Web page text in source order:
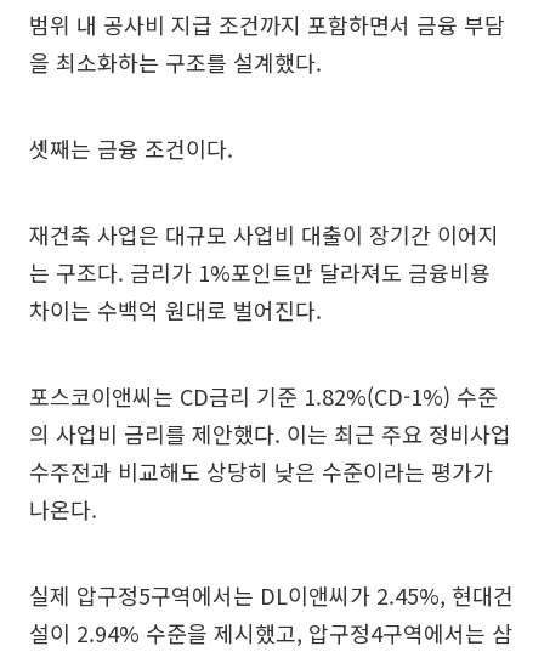
범위 내 공사비 지급 조건까지 포함하면서 금융 부담
을 최소화하는 구조를 설계했다.
셋째는 금융 조건이다.
재건축 사업은 대규모 사업비 대출이 장기간 이어지
는 구조다. 금리가 1%포인트만 달라져도 금융비용
차이는 수백억 원대로 벌어진다.
포스코이앤씨는 CD금리 기준 1.82%(CD-1%) 수준
의 사업비 금리를 제안했다. 이는 최근 주요 정비사업
수주전과 비교해도 상당히 낮은 수준이라는 평가가
나온다.
실제 압구정5구역에서는 DL이앤씨가 2.45%, 현대건
설이 2.94% 수준을 제시했고, 압구정4구역에서는 삼